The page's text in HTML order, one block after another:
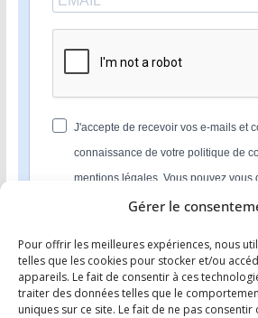
Gérer le
Pour offrir les meilleures expériences, nous
telles que les cookies pour stocker et/ou
appareils. Le fait de consentir à ces
traiter des données telles que le
uniques sur ce site. Le fait de ne pas
J'accepte de recevoir vos e-mails et
connaissance de votre politique de
mentions légales. Vous pouvez vous
moment en cliquant sur le lien
S'INSCRIRE
Nous utilisons Sendinblue en tant
marketing. En soumettant ce